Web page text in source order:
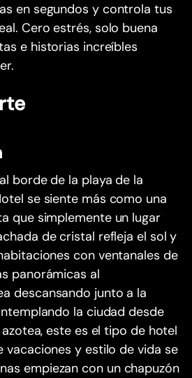
en segundos y controla tus
Cero estrés, solo buena
e historias increíbles
borde de la playa de la
se siente más como una
que simplemente un lugar
de cristal refleja el sol y
con ventanales de
panorámicas al
descansando junto a la
la ciudad desde
este es el tipo de hotel
vacaciones y estilo de vida se
empiezan con un chapuzón